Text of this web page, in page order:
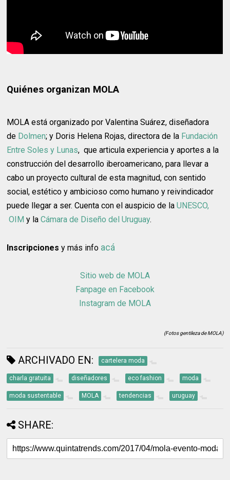
Quiénes organizan MOLA
MOLA está organizado por Valentina Suárez, diseñadora
de Dolmen; y Doris Helena Rojas, directora de la Fundación
Entre Soles y Lunas, que articula experiencia y aportes a la
construcción del desarrollo iberoamericano, para llevar a
cabo un proyecto cultural de esta magnitud, con sentido
social, estético y ambicioso como humano y reivindicador
puede llegar a ser. Cuenta con el auspicio de laUNESCO,
OIM y laCámara de Diseño del Uruguay.
Inscripciones y más info acá
Sitio web de MOLA
Fanpage en Facebook
Instagram de MOLA
(Fotos gentileza de MOLA)
ARCHIVADO EN: cartelera moda
charla gratuita diseñadores eco fashion moda
moda sustentable MOLA tendencias uruguay
SHARE: